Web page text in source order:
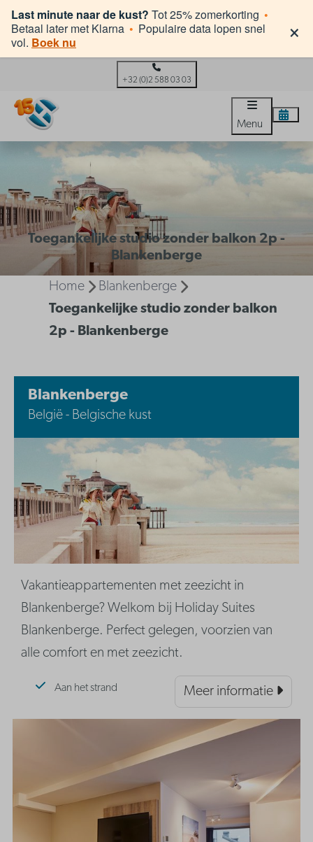
Last minute naar de kust? Tot 25% zomerkorting •
Betaal later met Klarna • Populaire data lopen snel
vol. Boek nu ×
+32 (0)2 588 03 03
Menu
Toegankelijke studio zonder balkon 2p -
Blankenberge
Home
Blankenberge
Toegankelijke studio zonder balkon
2p - Blankenberge
Blankenberge
België - Belgische kust
Vakantieappartementen met zeezicht in
Blankenberge? Welkom bij Holiday Suites
Blankenberge. Perfect gelegen, voorzien van
alle comfort en met zeezicht.
Aan het strand Meer informatie